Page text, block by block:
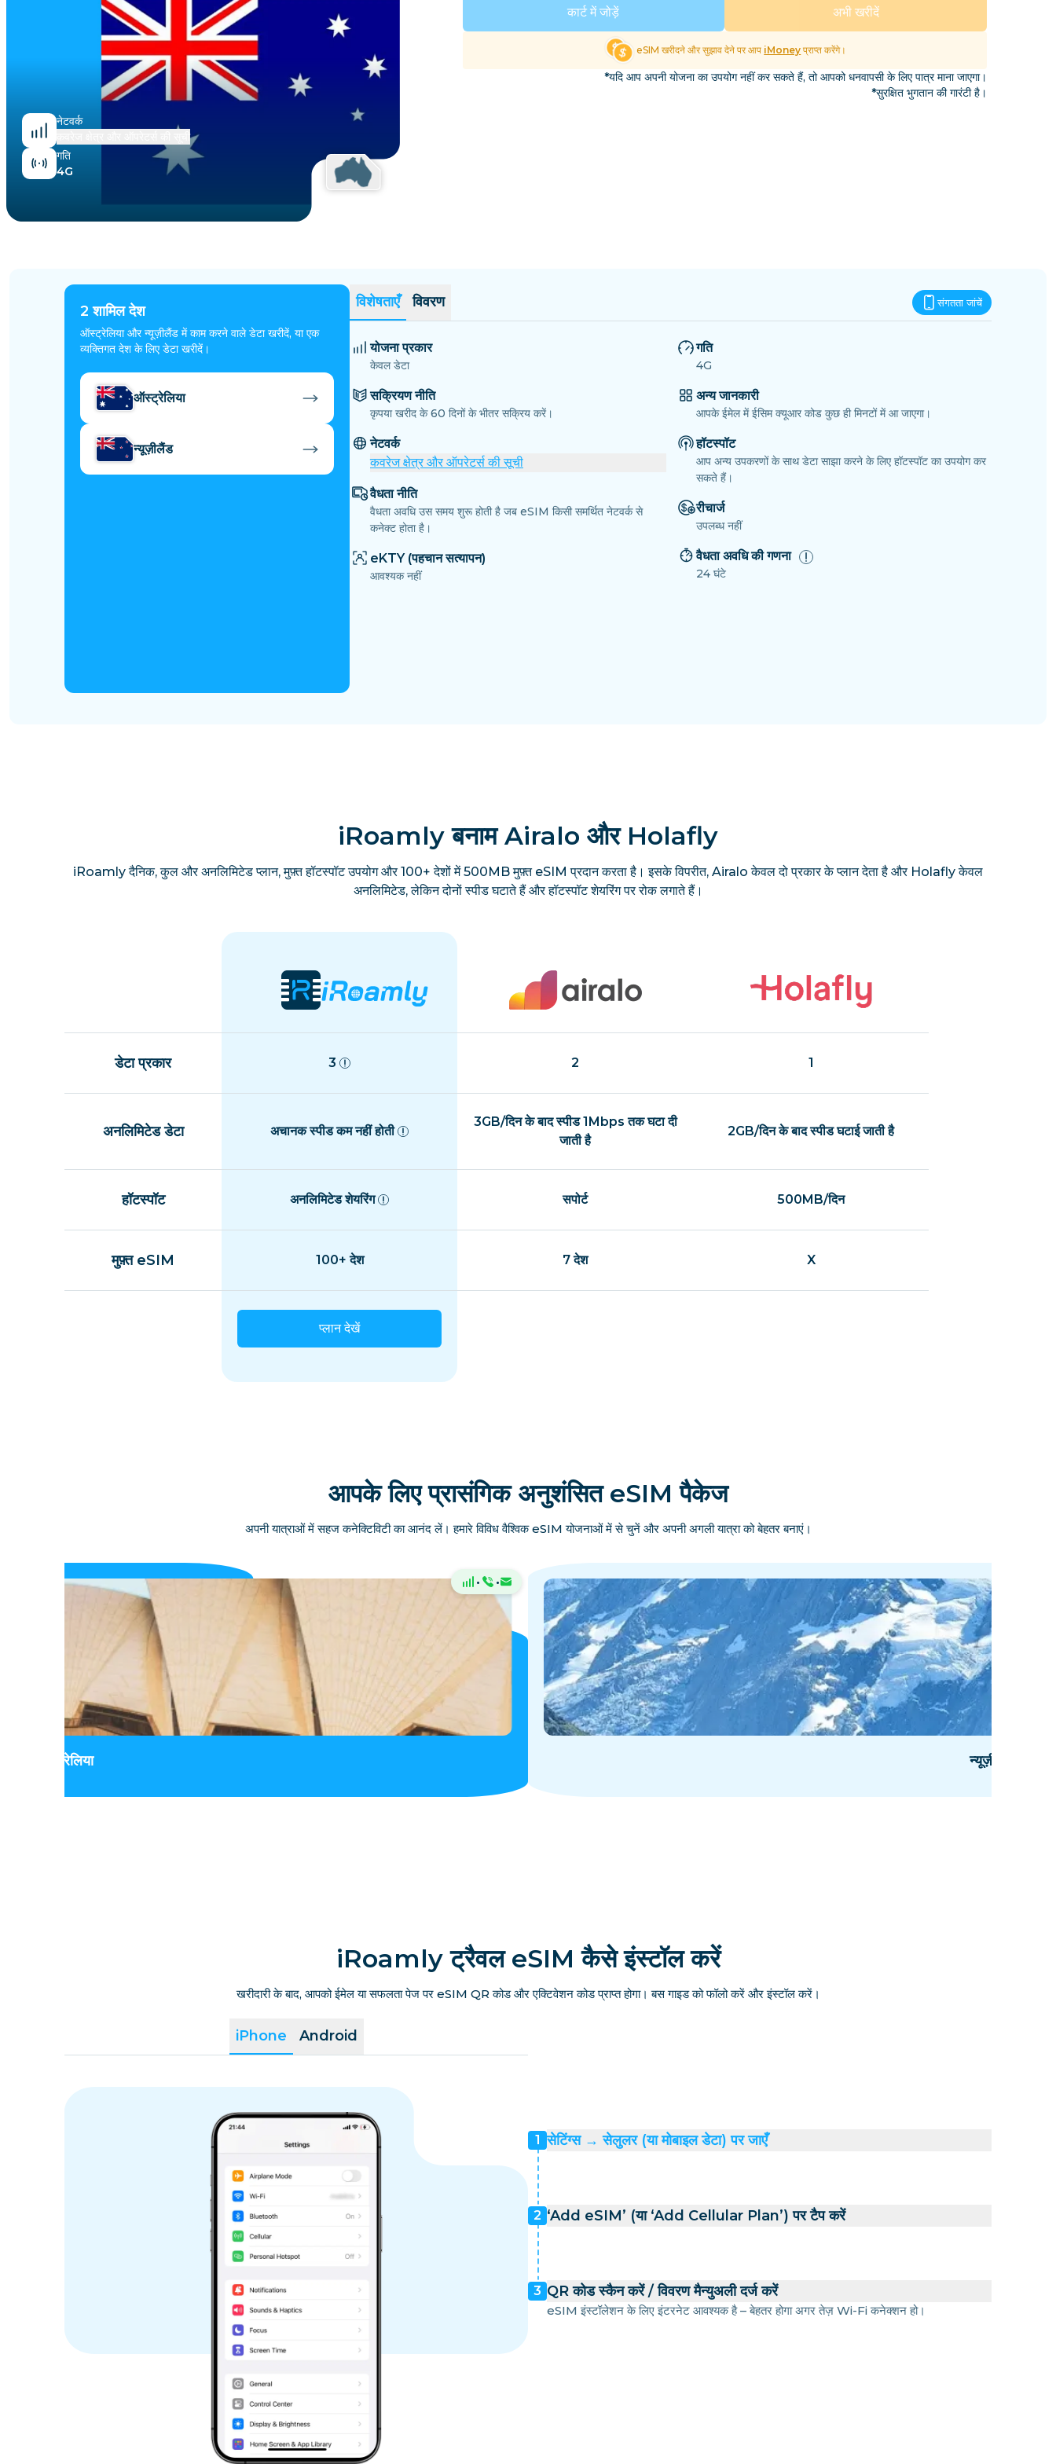
सभी गंतव्यों का अन्वेषण करें
नेटवर्क
गति
4G
कार्ट में जोड़ें अभी खरीदें
eSIM खरीदने और सुझाव देने पर आप iMoney प्राप्त करेंगे।
*यदि आप अपनी योजना का उपयोग नहीं कर सकते हैं, तो आपको धनवापसी के लिए पात्र माना जाएगा।
*सुरक्षित भुगतान की गारंटी है।
2 शामिल देश
ऑस्ट्रेलिया और न्यूज़ीलैंड में काम करने वाले डेटा खरीदें, या एक
व्यक्तिगत देश के लिए डेटा खरीदें।
ऑस्ट्रेलिया
न्यूज़ीलैंड
विशेषताएँ विवरण संगतता जांचें
योजना प्रकार
केवल डेटा
सक्रियण नीति
कृपया खरीद के 60 दिनों के भीतर सक्रिय करें।
नेटवर्क
कवरेज क्षेत्र और ऑपरेटर्स की सूची
वैधता नीति
वैधता अवधि उस समय शुरू होती है जब eSIM किसी समर्थित नेटवर्क से
कनेक्ट होता है।
eKTY (पहचान सत्यापन)
आवश्यक नहीं
गति
4G
अन्य जानकारी
आपके ईमेल में ईसिम क्यूआर कोड कुछ ही मिनटों में आ जाएगा।
हॉटस्पॉट
आप अन्य उपकरणों के साथ डेटा साझा करने के लिए हॉटस्पॉट का उपयोग कर
सकते हैं।
रीचार्ज
उपलब्ध नहीं
वैधता अवधि की गणना
24 घंटे
iRoamly बनाम Airalo और Holafly
iRoamly दैनिक, कुल और अनलिमिटेड प्लान, मुफ़्त हॉटस्पॉट उपयोग और 100+ देशों में 500MB मुफ़्त eSIM प्रदान करता है। इसके विपरीत, Airalo केवल दो प्रकार के प्लान देता है और Holafly केवल
अनलिमिटेड, लेकिन दोनों स्पीड घटाते हैं और हॉटस्पॉट शेयरिंग पर रोक लगाते हैं।
डेटा प्रकार 3 2 1
अनलिमिटेड डेटा अचानक स्पीड कम नहीं होती
3GB/दिन के बाद स्पीड 1Mbps तक घटा दी
जाती है
2GB/दिन के बाद स्पीड घटाई जाती है
हॉटस्पॉट अनलिमिटेड शेयरिंग सपोर्ट 500MB/दिन
मुफ़्त eSIM 100+ देश 7 देश X
प्लान देखें
आपके लिए प्रासंगिक अनुशंसित eSIM पैकेज
अपनी यात्राओं में सहज कनेक्टिविटी का आनंद लें। हमारे विविध वैश्विक eSIM योजनाओं में से चुनें और अपनी अगली यात्रा को बेहतर बनाएं।
· ·
ऑस्ट्रेलिया न्यूज़ीलैंड
iRoamly ट्रैवल eSIM कैसे इंस्टॉल करें
खरीदारी के बाद, आपको ईमेल या सफलता पेज पर eSIM QR कोड और एक्टिवेशन कोड प्राप्त होगा। बस गाइड को फॉलो करें और इंस्टॉल करें।
iPhone Android
1 सेटिंग्स → सेलुलर (या मोबाइल डेटा) पर जाएँ
2 ‘Add eSIM’ (या ‘Add Cellular Plan’) पर टैप करें
3 QR कोड स्कैन करें / विवरण मैन्युअली दर्ज करें
eSIM इंस्टॉलेशन के लिए इंटरनेट आवश्यक है – बेहतर होगा अगर तेज़ Wi-Fi कनेक्शन हो।